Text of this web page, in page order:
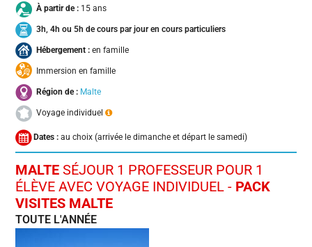
À partir de : 15 ans
3h, 4h ou 5h de cours par jour en cours particuliers
Hébergement :en famille
Immersion en famille
Région de : Malte
Voyage individuel
Dates : au choix (arrivée le dimanche et départ le samedi)
MALTE SÉJOUR 1 PROFESSEUR POUR 1
ÉLÈVE AVEC VOYAGE INDIVIDUEL - PACK
VISITES MALTE
TOUTE L'ANNÉE